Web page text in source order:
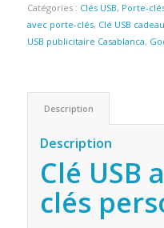
Catégories : Clés USB, Porte-
avec porte-clés, Clé USB
USB publicitaire Casablanca,
Description
Description
Clé USB
clés